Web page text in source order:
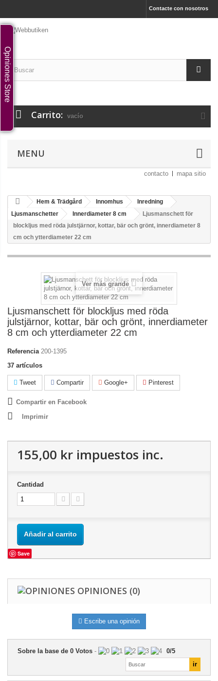
Contacte con nosotros
Carrito: vacío
MENU
contacto mapa sitio
Hem & Trädgård Innomhus
Inredning
Ljusmanschetter
Innerdiameter 8 cm
Ljusmanschett för
blockljus med röda julstjärnor, kottar, bär och grönt, innerdiameter 8
cm och ytterdiameter 22 cm
Ver más grande
Ljusmanschett för blockljus med röda
julstjärnor, kottar, bär och grönt, innerdiameter
8 cm och ytterdiameter 22 cm
Referencia 200-1395
37 artículos
Tweet Compartir Google+ Pinterest
Compartir en Facebook
Imprimir
155,00 kr impuestos inc.
Cantidad
Añadir al carrito
Save
OPINIONES (0)
Escribe una opinión
Sobre la base de 0 Votos - 0/5
Opiniones Store